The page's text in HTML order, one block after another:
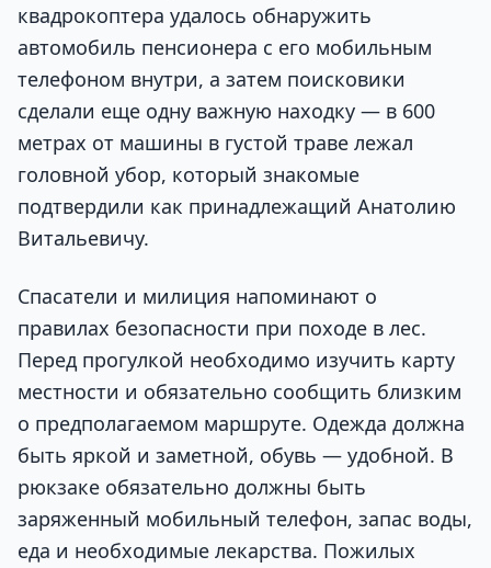
квадрокоптера удалось обнаружить
автомобиль пенсионера с его мобильным
телефоном внутри, а затем поисковики
сделали еще одну важную находку — в 600
метрах от машины в густой траве лежал
головной убор, который знакомые
подтвердили как принадлежащий Анатолию
Витальевичу.
Спасатели и милиция напоминают о
правилах безопасности при походе в лес.
Перед прогулкой необходимо изучить карту
местности и обязательно сообщить близким
о предполагаемом маршруте. Одежда должна
быть яркой и заметной, обувь — удобной. В
рюкзаке обязательно должны быть
заряженный мобильный телефон, запас воды,
еда и необходимые лекарства. Пожилых